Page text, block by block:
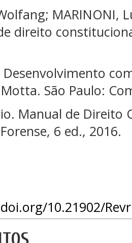
MARINONI,
direito
Desenvolvimento
São Paulo:
Manual de Direito
6 ed., 2016.
10.21902/